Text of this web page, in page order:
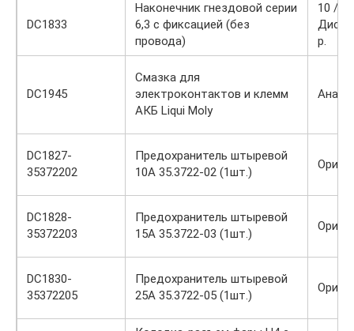
DC1833
Наконечник гнездовой серии
6,3 с фиксацией (без
провода)
10 / 7
р.
DC1945
Смазка для
электроконтактов и клемм
АКБ Liqui Moly
DC1827-
35372202
Предохранитель штыревой
10А 35.3722-02 (1шт.)
DC1828-
35372203
Предохранитель штыревой
15А 35.3722-03 (1шт.)
DC1830-
35372205
Предохранитель штыревой
25А 35.3722-05 (1шт.)